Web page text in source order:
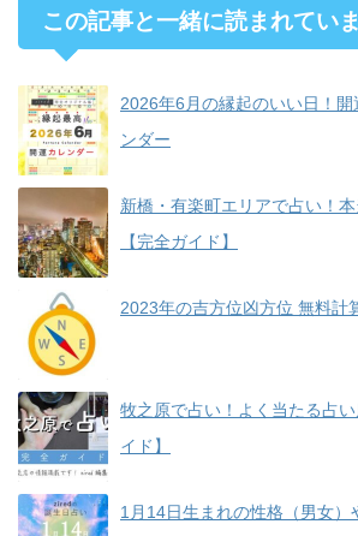
この記事と一緒に読まれてい
2026年6月の縁起のいい日！
ンダー
新橋・有楽町エリアで占い！
【完全ガイド】
2023年の吉方位凶方位 無料計
牧之原で占い！よく当たる占
イド】
1月14日生まれの性格（男女）